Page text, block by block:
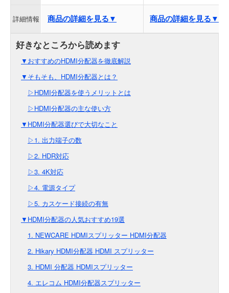
詳細情報 商品の詳細を見る▼ 商品の詳細を見る▼
▼おすすめのHDMI分配器を徹底解説
▼そもそも、HDMI分配器とは？
▷HDMI分配器を使うメリットとは
▷HDMI分配器の主な使い方
▼HDMI分配器選びで大切なこと
▷1. 出力端子の数
▷2. HDR対応
▷3. 4K対応
▷4. 電源タイプ
▷5. カスケード接続の有無
▼HDMI分配器の人気おすすめ19選
1. NEWCARE HDMIスプリッター HDMI分配器
2. Hikary HDMI分配器 HDMI スプリッター
3. HDMI 分配器 HDMIスプリッター
4. エレコム HDMI分配器スプリッター